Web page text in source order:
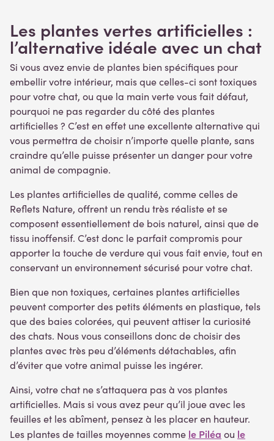
Les plantes vertes artificielles :
l’alternative idéale avec un chat
Si vous avez envie de plantes bien spécifiques pour
embellir votre intérieur, mais que celles-ci sont toxiques
pour votre chat, ou que la main verte vous fait défaut,
pourquoi ne pas regarder du côté des plantes
artificielles ? C’est en effet une excellente alternative qui
vous permettra de choisir n’importe quelle plante, sans
craindre qu’elle puisse présenter un danger pour votre
animal de compagnie.
Les plantes artificielles de qualité, comme celles de
Reflets Nature, offrent un rendu très réaliste et se
composent essentiellement de bois naturel, ainsi que de
tissu inoffensif. C’est donc le parfait compromis pour
apporter la touche de verdure qui vous fait envie, tout en
conservant un environnement sécurisé pour votre chat.
Bien que non toxiques, certaines plantes artificielles
peuvent comporter des petits éléments en plastique, tels
que des baies colorées, qui peuvent attiser la curiosité
des chats. Nous vous conseillons donc de choisir des
plantes avec très peu d’éléments détachables, afin
d’éviter que votre animal puisse les ingérer.
Ainsi, votre chat ne s’attaquera pas à vos plantes
artificielles. Mais si vous avez peur qu’il joue avec les
feuilles et les abîment, pensez à les placer en hauteur.
Les plantes de tailles moyennes comme le Piléa ou le